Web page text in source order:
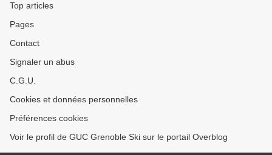
Top articles
Pages
Contact
Signaler un abus
C.G.U.
Cookies et données personnelles
Préférences cookies
Voir le profil de GUC Grenoble Ski sur le portail Overblog